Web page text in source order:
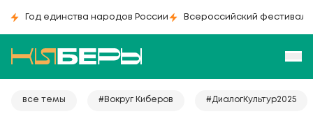
Год единства народов России Всероссийский фестиваль
все темы #Вокруг Киберов #ДиалогКультур2025